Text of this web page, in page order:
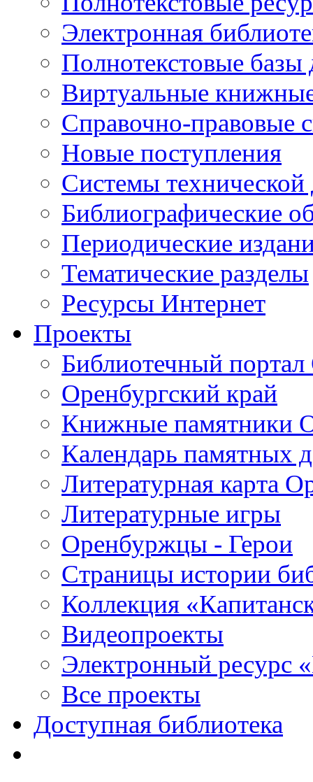
Электронная
Полнотекстовые
Виртуальные
Справочно-правовые
Новые поступления
Cистемы
Библиографические
Периодические
Тематические разделы
Ресурсы Интернет
Проекты
Библиотечный портал
Оренбургский край
Книжные памятники
Календарь памятных
Литературная карта
Литературные игры
Оренбуржцы - Герои
Страницы истории
Коллекция
Видеопроекты
Электронный ресурс
Все проекты
Доступная библиотека